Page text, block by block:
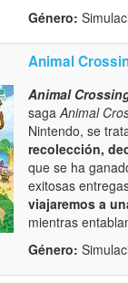
Género:
Animal
Animal
saga Animal
Nintendo, se
recolección,
que se ha
exitosas
viajaremos a
mientras
Género: